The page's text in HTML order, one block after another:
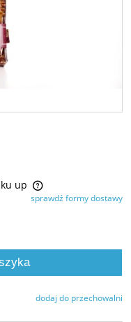
up
płatnościsprawdź formy dostawy
dodaj do przechowalni